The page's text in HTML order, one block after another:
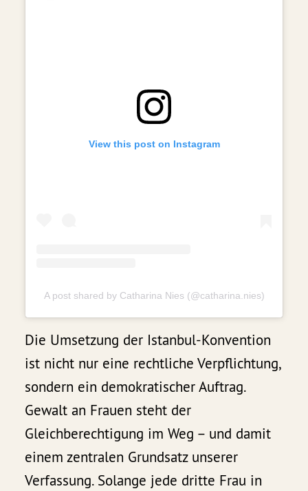
View this post on Instagram
A post shared by Catharina Nies (@catharina.nies)
Die Umsetzung der Istanbul-Konvention
ist nicht nur eine rechtliche Verpflichtung,
sondern ein demokratischer Auftrag.
Gewalt an Frauen steht der
Gleichberechtigung im Weg – und damit
einem zentralen Grundsatz unserer
Verfassung. Solange jede dritte Frau in